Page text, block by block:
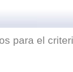
para el